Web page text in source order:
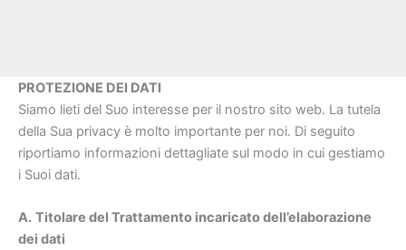
PROTEZIONE DEI DATI
Siamo lieti del Suo interesse per il nostro sito web. La tutela
della Sua privacy è molto importante per noi. Di seguito
riportiamo informazioni dettagliate sul modo in cui gestiamo
i Suoi dati.
A. Titolare del Trattamento incaricato dell’elaborazione
dei dati